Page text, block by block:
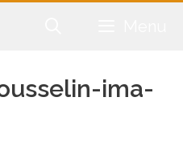
ima-